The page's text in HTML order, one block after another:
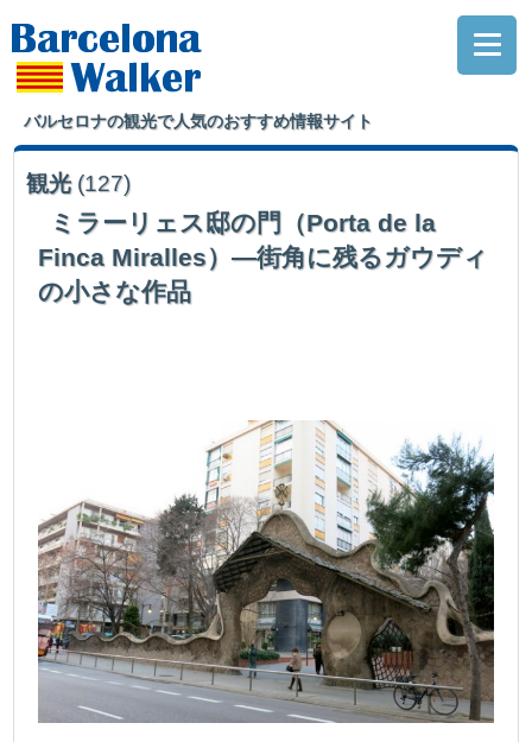
バルセロナの観光で人気のおすすめ情報サイト
観光 (127)
ミラーリェス邸の門（Porta de la
Finca Miralles）―街角に残るガウディ
の小さな作品